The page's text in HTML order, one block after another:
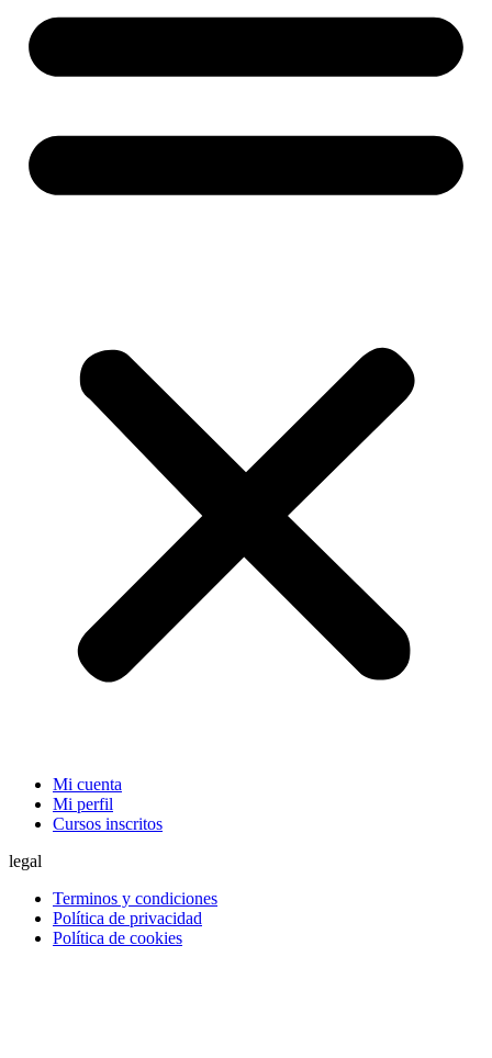
Mi cuenta
Mi perfil
Cursos inscritos
legal
Terminos y condiciones
Política de privacidad
Política de cookies